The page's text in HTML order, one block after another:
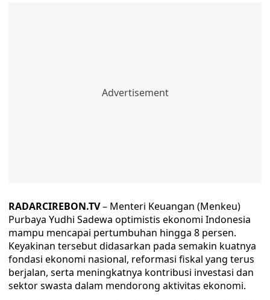
RADARCIREBON.TV– Menteri Keuangan (Menkeu)
Purbaya Yudhi Sadewa optimistis ekonomi Indonesia
mampu mencapai pertumbuhan hingga 8 persen.
Keyakinan tersebut didasarkan pada semakin kuatnya
fondasi ekonomi nasional, reformasi fiskal yang terus
berjalan, serta meningkatnya kontribusi investasi dan
sektor swasta dalam mendorong aktivitas ekonomi.